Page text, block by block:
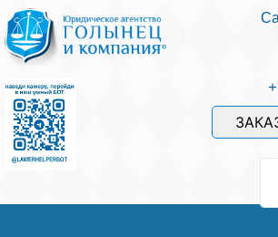
Хезмәтләре һәм безнең
Хезмәт өчен түләү
Сорау бирергә